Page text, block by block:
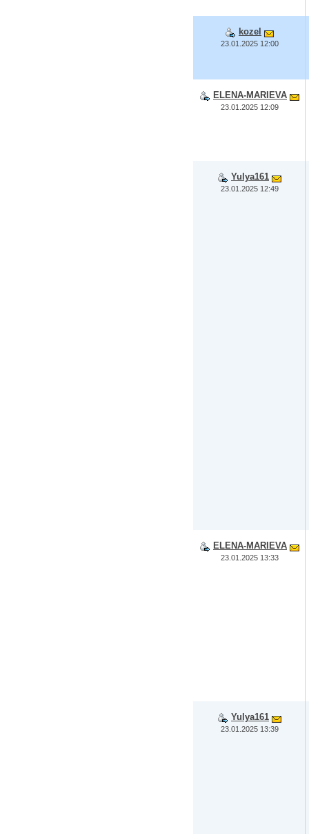
kozel
23.01.2025 12:00
ELENA-MARIEVA
23.01.2025 12:09
Yulya161
23.01.2025 12:49
ELENA-MARIEVA
23.01.2025 13:33
Yulya161
23.01.2025 13:39